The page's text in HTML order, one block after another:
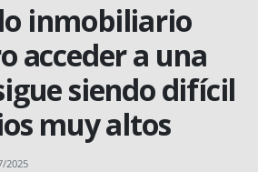
inmobiliario
acceder a una
siendo difícil
muy altos
2025